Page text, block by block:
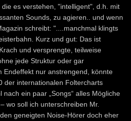
es verstehen, "intelligent", d.h. mit
Sounds, zu agieren.. und wenn
schreibt: "....manchmal klingts
Kurz und gut: Das ist
und versprengte, teilweise
jede Struktur oder gar
Endeffekt nur anstrengend, könnte
der internationalen Foltercharts
ein paar „Songs“ alles Mögliche
wo soll ich unterschreiben Mr.
geneigten Noise-Hörer doch eher